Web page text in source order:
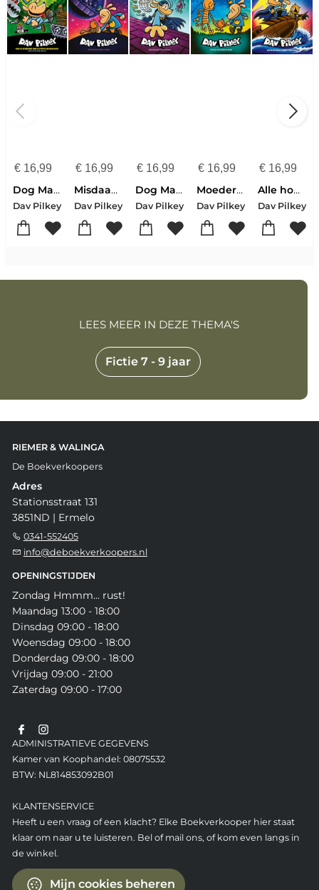
€16,99
Dog Man gaat los!
Dav Pilkey
€16,99
Misdaad en blaf
Dav Pilkey
€ 16,99
Dog Man ziet ze zwemmen
Dav Pilkey
€ 16,99
Moeders mooiste
Dav Pilkey
€ 16,99
Alle honds aan dek
Dav Pilkey
Fictie 7 - 9 jaar
LEES MEER IN DEZE THEMA'S
RIEMER & WALINGA
De Boekverkoopers
Adres
Stationsstraat 131
3851ND | Ermelo
0341-552405
info@deboekverkoopers.nl
OPENINGSTIJDEN
Zondag Hmmm... rust!
Maandag 13:00 - 18:00
Dinsdag 09:00 - 18:00
Woensdag 09:00 - 18:00
Donderdag 09:00 - 18:00
Vrijdag 09:00 - 21:00
Zaterdag 09:00 - 17:00
ADMINISTRATIEVE GEGEVENS
Kamer van Koophandel: 08075532
BTW: NL814853092B01
KLANTENSERVICE
Heeft u een vraag of een klacht? Elke Boekverkooper hier staat
klaar om naar u te luisteren. Bel of mail ons, of kom even langs in
de winkel.
Mijn cookies beheren